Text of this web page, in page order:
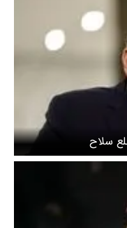
سلاح